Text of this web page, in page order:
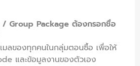
/ Group Package ต้องกรอกชื่อ
ลของทุกคนในกลุ่มตอนซื้อ เพื่อให้
และข้อมูลงานของตัวเอง